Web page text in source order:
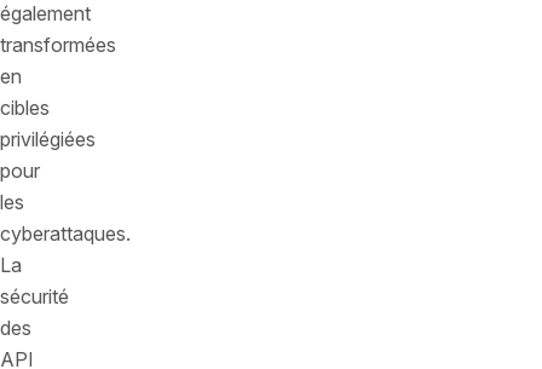
également
transformées
en
cibles
privilégiées
pour
les
cyberattaques.
La
sécurité
des
API